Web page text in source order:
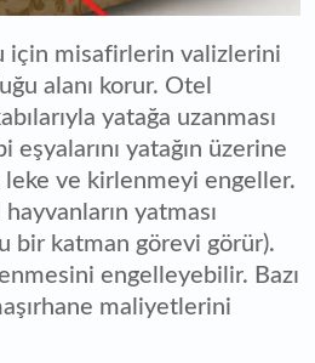
için misafirlerin valizlerini
alanı korur. Otel
yatağa uzanması
eşyalarını yatağın üzerine
leke ve kirlenmeyi engeller.
yatması
bir katman görevi görür).
engelleyebilir. Bazı
maliyetlerini